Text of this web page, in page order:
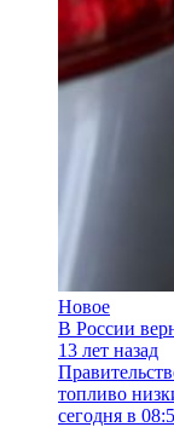
Новое
В России
13 лет назад
топливо
сегодня в